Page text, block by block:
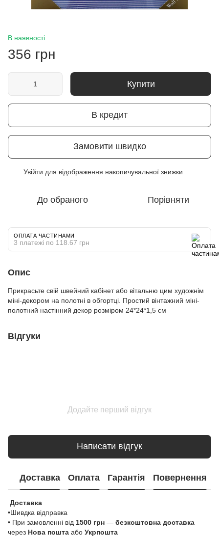
В наявності
356 грн
Купити
В кредит
Замовити швидко
Увійти для відображення накопичувальної знижки
До обраного Порівняти
ОПЛАТА ЧАСТИНАМИ
3 платежі по 118.67 грн
Опис
Прикрасьте свій швейний кабінет або вітальню цим художнім
міні-декором на полотні в обгортці. Простий вінтажний міні-
полотний настінний декор розміром 24*24*1,5 см
Відгуки
Додайте перший відгук
Написати відгук
Доставка Оплата Гарантія Повернення
Доставка
•Шивдка відправка
• При замовленні від 1500 грн — безкоштовна доставка
через Нова пошта або Укрпошта